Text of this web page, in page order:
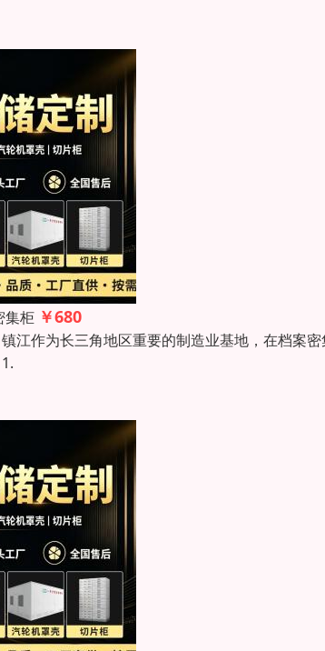
集柜 ￥680
江作为长三角地区重要的制造业基地，在档案
1.